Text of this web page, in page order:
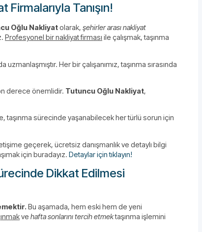
Firmalarıyla Tanışın!
Oğlu Nakliyatolarak, şehirler arası nakliyat
Profesyonel bir nakliyat firması ile çalışmak, taşınma
Her bir çalışanımız, taşınma sırasında
derece önemlidir. Tutuncu Oğlu Nakliyat,
taşınma sürecinde yaşanabilecek her türlü sorun için
geçerek, ücretsiz danışmanlık ve detaylı bilgi
için buradayız. Detaylar için tıklayın!
Dikkat Edilmesi
Bu aşamada, hem eski hem de yeni
ve hafta sonlarını tercih etmektaşınma işlemini